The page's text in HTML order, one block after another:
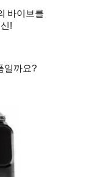
바이브를
!
일까요?